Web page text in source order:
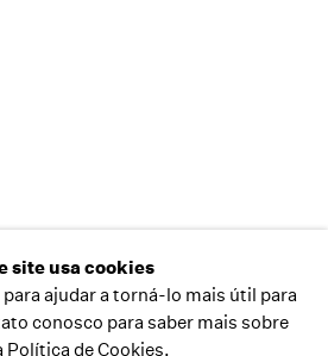
site usa cookies
ajudar a torná-lo mais útil para
conosco para saber mais sobre
Política de Cookies.